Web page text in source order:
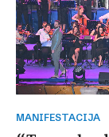
MANIFESTACIJA